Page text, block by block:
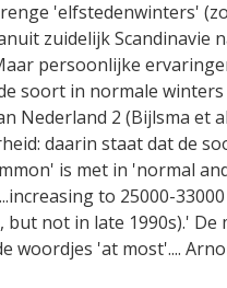
'elfstedenwinters'
zuidelijk Scandinavie
persoonlijke
soort in normale winters
Nederland 2 (Bijlsma et
daarin staat dat de
is met in 'normal
to 25000-
but not in late 1990s).' De
woordjes 'at most'....